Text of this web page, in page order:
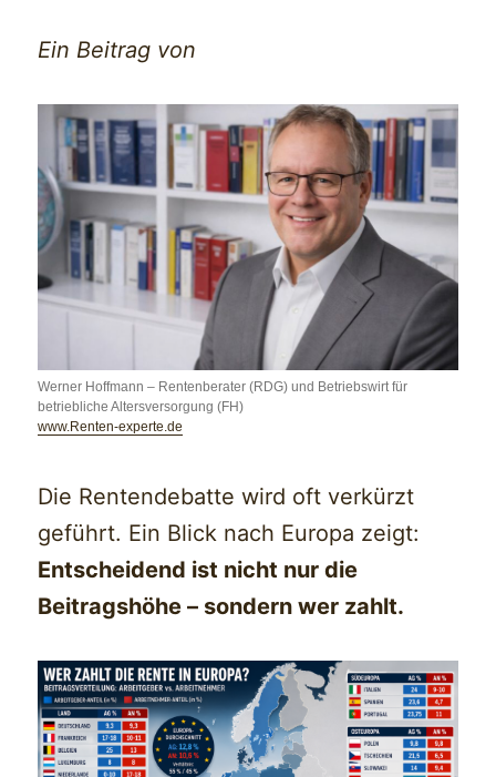
Ein Beitrag von
Werner Hoffmann – Rentenberater (RDG) und Betriebswirt für
betriebliche Altersversorgung (FH)
www.Renten-experte.de
Die Rentendebatte wird oft verkürzt
geführt. Ein Blick nach Europa zeigt:
Entscheidend ist nicht nur die
Beitragshöhe – sondern wer zahlt.